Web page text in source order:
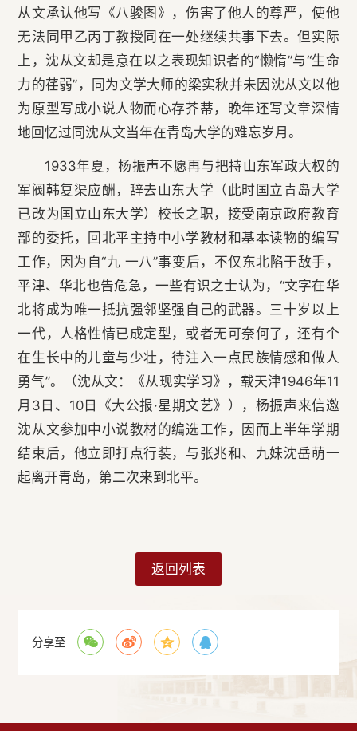
从文承认他写《八骏图》，伤害了他人的尊严，使他
无法同甲乙丙丁教授同在一处继续共事下去。但实际
上，沈从文却是意在以之表现知识者的“懒惰”与“生命
力的荏弱”，同为文学大师的梁实秋并未因沈从文以他
为原型写成小说人物而心存芥蒂，晚年还写文章深情
地回忆过同沈从文当年在青岛大学的难忘岁月。
1933年夏，杨振声不愿再与把持山东军政大权的
军阀韩复渠应酬，辞去山东大学（此时国立青岛大学
已改为国立山东大学）校长之职，接受南京政府教育
部的委托，回北平主持中小学教材和基本读物的编写
工作，因为自“九 一八”事变后，不仅东北陷于敌手，
平津、华北也告危急，一些有识之士认为，“文字在华
北将成为唯一抵抗强邻坚强自己的武器。三十岁以上
一代，人格性情已成定型，或者无可奈何了，还有个
在生长中的儿童与少壮，待注入一点民族情感和做人
勇气”。（沈从文：《从现实学习》，载天津1946年11
月3日、10日《大公报·星期文艺》），杨振声来信邀
沈从文参加中小说教材的编选工作，因而上半年学期
结束后，他立即打点行装，与张兆和、九妹沈岳萌一
起离开青岛，第二次来到北平。
返回列表
分享至